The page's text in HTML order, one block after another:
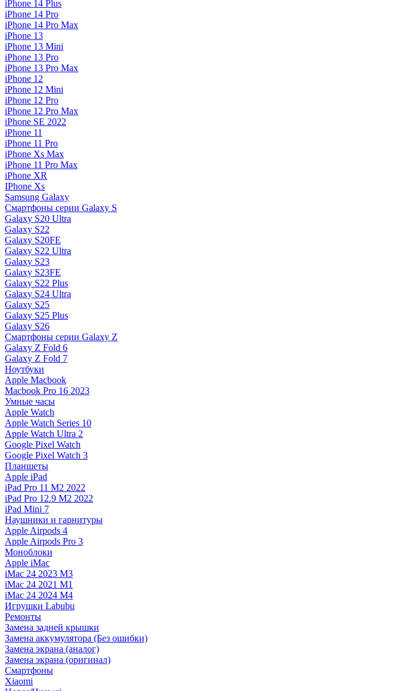
iPhone 14 Plus
iPhone 14 Pro
iPhone 14 Pro Max
iPhone 13
iPhone 13 Mini
iPhone 13 Pro
iPhone 13 Pro Max
iPhone 12
iPhone 12 Mini
iPhone 12 Pro
iPhone 12 Pro Max
iPhone SE 2022
iPhone 11
iPhone 11 Pro
iPhone Xs Max
iPhone 11 Pro Max
iPhone XR
IPhone Xs
Samsung Galaxy
Смартфоны серии Galaxy S
Galaxy S20 Ultra
Galaxy S22
Galaxy S20FE
Galaxy S22 Ultra
Galaxy S23
Galaxy S23FE
Galaxy S22 Plus
Galaxy S24 Ultra
Galaxy S25
Galaxy S25 Plus
Galaxy S26
Смартфоны серии Galaxy Z
Galaxy Z Fold 6
Galaxy Z Fold 7
Ноутбуки
Apple Macbook
Macbook Pro 16 2023
Умные часы
Apple Watch
Apple Watch Series 10
Apple Watch Ultra 2
Google Pixel Watch
Google Pixel Watch 3
Планшеты
Apple iPad
iPad Pro 11 M2 2022
iPad Pro 12.9 M2 2022
iPad Mini 7
Наушники и гарнитуры
Apple Airpods 4
Apple Airpods Pro 3
Моноблоки
Apple iMac
iMac 24 2023 M3
iMac 24 2021 M1
iMac 24 2024 M4
Игрушки Labubu
Ремонты
Замена задней крышки
Замена аккумулятора (Без ошибки)
Замена экрана (аналог)
Замена экрана (оригинал)
Смартфоны
Xiaomi